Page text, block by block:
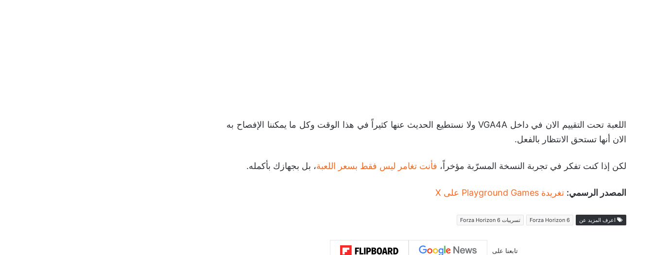
اللعبة تحت التقييم الان في داخل VGA4A ولا نستطيع الحديث عنها كثيراً في هذا الوقت وكل ما يمكننا الإفصاح به
الان أنها تستحق الانتظار بالفعل.
لكن إذا كنت تفكر في تجربة النسخة المسرّبة مؤخراً، فأنت تغامر ليس فقط بسعر اللعبة، بل بجهازك بأكمله.
المصدر الرسمي: تغريدة Playground Games على X
اعرف المزيد عن Forza Horizon 6 تسريبات Forza Horizon 6
تابعنا على